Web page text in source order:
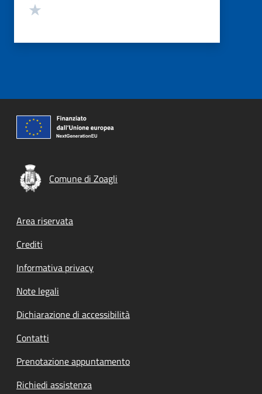
Comune di Zoagli
Footer menu
Area riservata
Crediti
Informativa privacy
Note legali
Dichiarazione di accessibilità
Contatti
Prenotazione appuntamento
Richiedi assistenza